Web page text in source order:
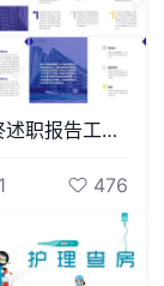
蓝色年终述职报告工作计划
476